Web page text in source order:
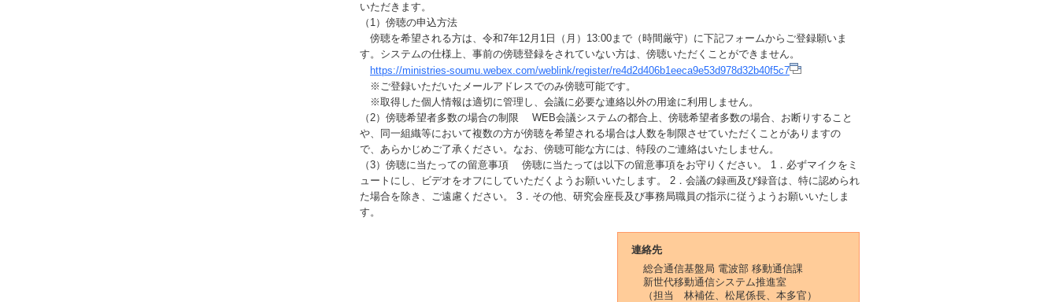
いただきます。
（1）傍聴の申込方法
傍聴を希望される方は、令和7年12月1日（月）13:00まで（時間厳守）に下記フォームからご登録願いま
す。システムの仕様上、事前の傍聴登録をされていない方は、傍聴いただくことができません。
https://ministries-soumu.webex.com/weblink/register/re4d2d406b1eeca9e53d978d32b40f5c7
※ご登録いただいたメールアドレスでのみ傍聴可能です。
※取得した個人情報は適切に管理し、会議に必要な連絡以外の用途に利用しません。
（2）傍聴希望者多数の場合の制限 WEB会議システムの都合上、傍聴希望者多数の場合、お断りすること
や、同一組織等において複数の方が傍聴を希望される場合は人数を制限させていただくことがありますの
で、あらかじめご了承ください。なお、傍聴可能な方には、特段のご連絡はいたしません。
（3）傍聴に当たっての留意事項 傍聴に当たっては以下の留意事項をお守りください。 1．必ずマイクをミ
ュートにし、ビデオをオフにしていただくようお願いいたします。 2．会議の録画及び録音は、特に認められ
た場合を除き、ご遠慮ください。 3．その他、研究会座長及び事務局職員の指示に従うようお願いいたしま
す。
連絡先
総合通信基盤局 電波部 移動通信課
新世代移動通信システム推進室
（担当 林補佐、松尾係長、本多官）